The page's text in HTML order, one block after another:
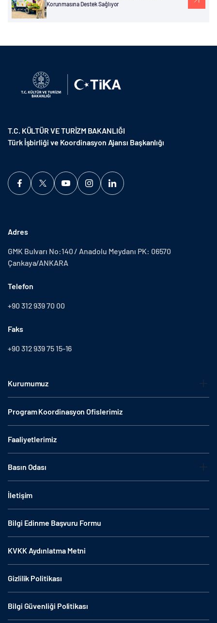
Korunmasına Destek Sağlıyor
T.C. KÜLTÜR VE TURİZM BAKANLIĞI
Türk İşbirliği ve Koordinasyon Ajansı Başkanlığı
Adres
GMK Bulvarı No:140 / Anadolu Meydanı PK: 06570
Çankaya/ANKARA
Telefon
+90 312 939 70 00
Faks
+90 312 939 75 15-16
Kurumumuz
Program Koordinasyon Ofislerimiz
Faaliyetlerimiz
Basın Odası
İletişim
Bilgi Edinme Başvuru Formu
KVKK Aydınlatma Metni
Gizlilik Politikası
Bilgi Güvenliği Politikası